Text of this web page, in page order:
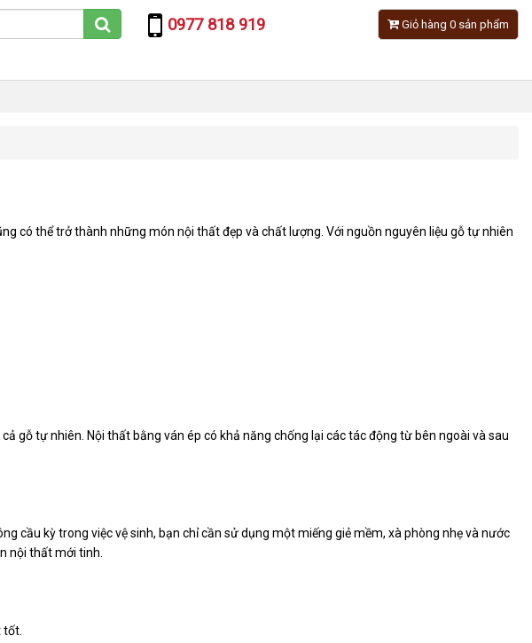
0977 818 919 Giỏ hàng 0 sản phẩm
có thể trở thành những món nội thất đẹp và chất lượng. Với nguồn nguyên liệu gỗ tự nhiên
gỗ tự nhiên. Nội thất bằng ván ép có khả năng chống lại các tác động từ bên ngoài và sau
cầu kỳ trong việc vệ sinh, bạn chỉ cần sử dụng một miếng giẻ mềm, xà phòng nhẹ và nước
nội thất mới tinh.